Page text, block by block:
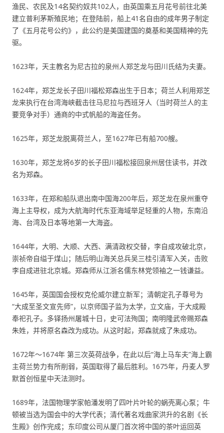
渔民、农民及14名契约奴共102人，由英国乘五月花号前往北美
建立普利茅斯殖民地；在登陆前，船上41名自由的成年男子制定
了《五月花号公约》，此公约是美国建国的奠基和美国精神的先
驱。
1623年，天主教名为尼古拉的泉州人郑芝龙与田川氏结为夫妻。
1624年，郑芝龙长子田川福松郑森出生于日本；荷兰人利用郑芝
龙来执行在台湾海峡截击往马尼拉与西班牙人（当时荷兰人的主
要竞争对手）通商的中式帆船的海盗任务。
1625年，郑芝龙脱离荷兰人，至1627年已有船700艘。
1630年，郑芝龙将6岁的长子田川福松接回泉州居住读书，并改
名为郑森。
1633年，在郑和船队退出南中国海200年后，郑芝龙在泉州重夺
海上主导权，成为大航海时代东亚海域举足轻重的人物，东南沿
海、台湾及日本等地第一大海盗。
1644年，大明、大顺、大西、满清政权交替，李自成攻破北京，
崇祯帝自缢于煤山；随后明山海关总兵吴三桂引清军入关，击败
李自成进驻北京城。郑森师从江浙名儒东林党领袖之一钱谦益。
1645年，英国国会授权克伦威尔建立新军；清朝定孔子尊号为
“大成至圣文宣先师”，以京师国子监为太学，立文庙，于大成殿
奉祀孔子。多铎扬州屠城十日，史可法殉国；南明隆武帝赐郑森
朱姓，并将原名森改为成功。从这时起，郑森就成了朱成功。
1672年～1674年 第三次英荷战争，在此以后“海上马车夫”海上霸
主荷兰势力有所削弱，英国取得了最后胜利。1675年，丹麦人罗
默首创恒星中天法测时。
1689年，法国物理学家帕潘发明了四叶片叶轮的蜗壳离心泵；牛
顿被当选为国会中的大学代表；清代著名戏曲家洪升的名剧《长
生殿》创作完成；东印度公司从厦门首次将中国的茶叶运回英